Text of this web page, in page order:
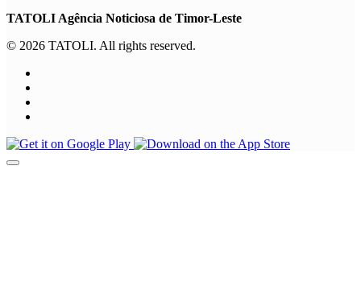
TATOLI Agência Noticiosa de Timor-Leste
© 2026 TATOLI. All rights reserved.